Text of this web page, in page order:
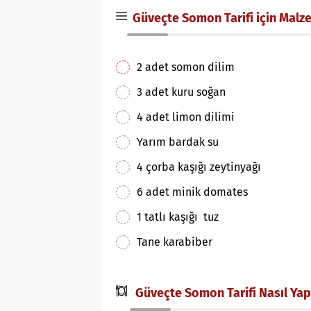
Güveçte Somon Tarifi için
2 adet somon dilim
3 adet kuru soğan
4 adet limon dilimi
Yarım bardak su
4 çorba kaşığı zeytinyağı
6 adet minik domates
1 tatlı kaşığı tuz
Tane karabiber
Güveçte Somon Tarifi Nasıl